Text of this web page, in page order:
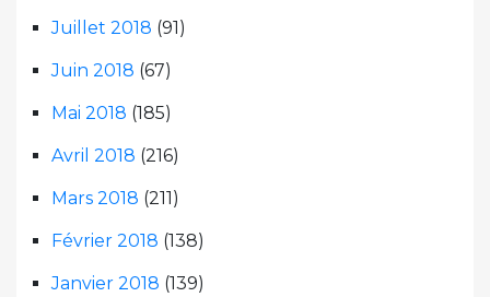
Juillet 2018 (91)
Juin 2018 (67)
Mai 2018 (185)
Avril 2018 (216)
Mars 2018 (211)
Février 2018 (138)
Janvier 2018 (139)